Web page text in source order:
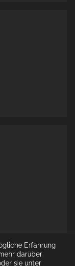
Erfahrung
darüber
sie unter